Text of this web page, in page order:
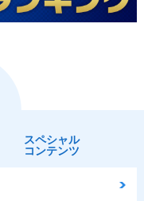
スペシャル
コンテンツ